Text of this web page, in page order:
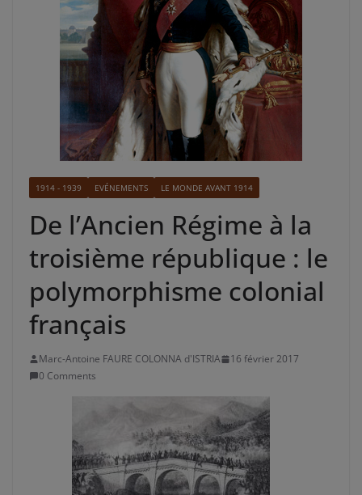
1914 - 1939 EVÉNEMENTS LE MONDE AVANT 1914
De l’Ancien Régime à la
troisième république : le
polymorphisme colonial
français
Marc-Antoine FAURE COLONNA d'ISTRIA
16 février 2017
0 Comments